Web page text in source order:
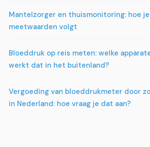
Mantelzorger en thuismonitoring: hoe
meetwaarden volgt
Bloeddruk op reis meten: welke
werkt dat in het buitenland?
Vergoeding van bloeddrukmeter door
in Nederland: hoe vraag je dat aan?